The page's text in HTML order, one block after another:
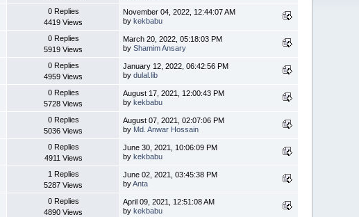
0 Replies
4419 Views
November 04, 2022, 12:44:07 AM
bykekbabu
0 Replies
5919 Views
March 20, 2022, 05:18:03 PM
byShamim Ansary
0 Replies
4959 Views
January 12, 2022, 06:42:56 PM
bydulal.lib
0 Replies
5728 Views
August 17, 2021, 12:00:43 PM
bykekbabu
0 Replies
5036 Views
August 07, 2021, 02:07:06 PM
by Md. Anwar Hossain
0 Replies
4911 Views
June 30, 2021, 10:06:09 PM
bykekbabu
1 Replies
5287 Views
June 02, 2021, 03:45:38 PM
byAnta
0 Replies
4890 Views
April 09, 2021, 12:51:08 AM
bykekbabu